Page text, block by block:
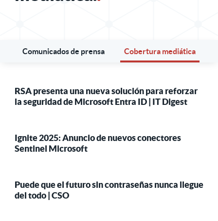
Comunicados de prensa Cobertura mediática
RSA presenta una nueva solución para reforzar
la seguridad de Microsoft Entra ID | IT Digest
Ignite 2025: Anuncio de nuevos conectores
Sentinel Microsoft
Puede que el futuro sin contraseñas nunca llegue
del todo | CSO